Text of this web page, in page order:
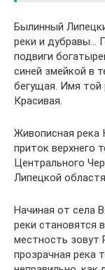
Былинный
реки и дубравы…
подвиги
синей змейкой в
бегущая. Имя той
Красивая.
Живописная река
приток верхнего
Центрального
Липецкой
Начиная от села
реки становятся
местность зовут
прозрачная река